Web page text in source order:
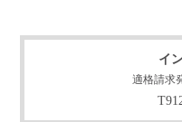
イ
適格請求